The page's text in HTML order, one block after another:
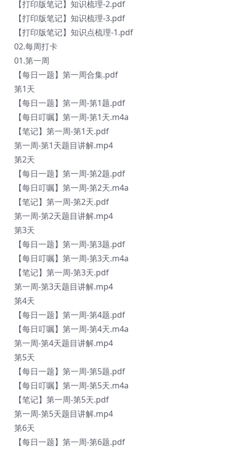
【打印版笔记】知识梳理-2.pdf
【打印版笔记】知识梳理-3.pdf
【打印版笔记】知识点梳理-1.pdf
02.每周打卡
01.第一周
【每日一题】第一周合集.pdf
第1天
【每日一题】第一周-第1题.pdf
【每日叮嘱】第一周-第1天.m4a
【笔记】第一周-第1天.pdf
第一周-第1天题目讲解.mp4
第2天
【每日一题】第一周-第2题.pdf
【每日叮嘱】第一周-第2天.m4a
【笔记】第一周-第2天.pdf
第一周-第2天题目讲解.mp4
第3天
【每日一题】第一周-第3题.pdf
【每日叮嘱】第一周-第3天.m4a
【笔记】第一周-第3天.pdf
第一周-第3天题目讲解.mp4
第4天
【每日一题】第一周-第4题.pdf
【每日叮嘱】第一周-第4天.m4a
第一周-第4天题目讲解.mp4
第5天
【每日一题】第一周-第5题.pdf
【每日叮嘱】第一周-第5天.m4a
【笔记】第一周-第5天.pdf
第一周-第5天题目讲解.mp4
第6天
【每日一题】第一周-第6题.pdf